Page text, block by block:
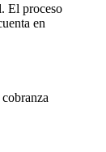
El proceso
en